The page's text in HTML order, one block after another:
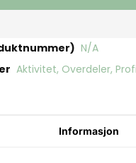
N/A
Aktivitet, Overdeler,
Informasjon